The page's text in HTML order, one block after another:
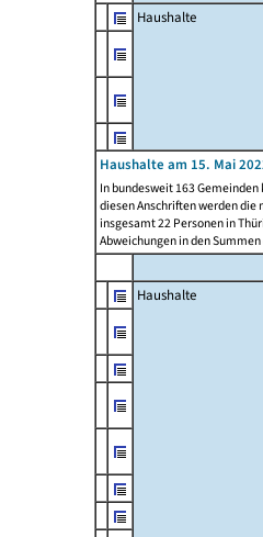
Haushalte
Haushalte am 15. Mai
In bundesweit 163
diesen Anschriften werden
insgesamt 22 Personen in
Abweichungen in den
Haushalte